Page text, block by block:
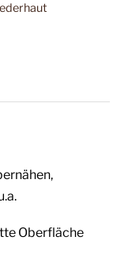
Oberfläche